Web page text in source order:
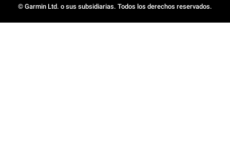
© Garmin Ltd. o sus subsidiarias. Todos los derechos reservados.